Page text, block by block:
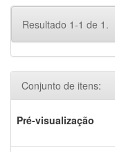
Resultado 1-1 de 1.
Conjunto de itens:
Pré-visualização